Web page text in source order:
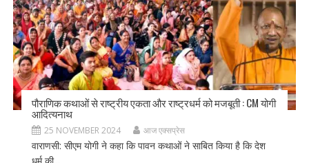
पौराणिक कथाओं से राष्ट्रीय एकता और राष्ट्रधर्म को मजबूती : CM योगी
आदित्यनाथ
25 NOVEMBER 2024 आज एक्सप्रेस
वाराणसी: सीएम योगी ने कहा कि पावन कथाओं ने साबित किया है कि देश